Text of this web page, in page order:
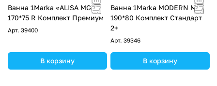
Ванна 1Marka «ALISA MG»
170*75 R Комплект Премиум
Арт. 39400
В корзину
Ванна 1Marka MODERN MG
190*80 Комплект Стандарт
2+
Арт. 39346
В корзину